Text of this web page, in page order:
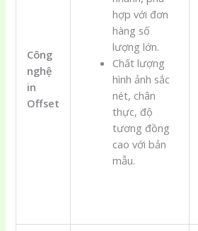
Công
nghệ
in
Offset
hợp với đơn
hàng số
lượng lớn.
Chất lượng
hình ảnh sắc
nét, chân
thực, độ
tương đồng
cao với bản
mẫu.